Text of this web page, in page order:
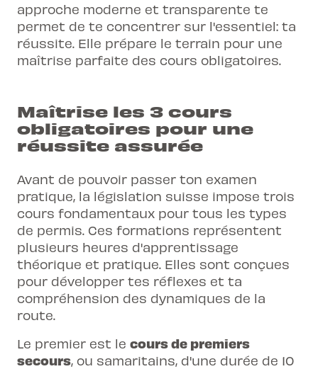
approche moderne et transparente te
permet de te concentrer sur l'essentiel: ta
réussite. Elle prépare le terrain pour une
maîtrise parfaite des cours obligatoires.
Maîtrise les 3 cours
obligatoires pour une
réussite assurée
Avant de pouvoir passer ton examen
pratique, la législation suisse impose trois
cours fondamentaux pour tous les types
de permis. Ces formations représentent
plusieurs heures d'apprentissage
théorique et pratique. Elles sont conçues
pour développer tes réflexes et ta
compréhension des dynamiques de la
route.
Le premier est le cours de premiers
secours, ou samaritains, d'une durée de 10